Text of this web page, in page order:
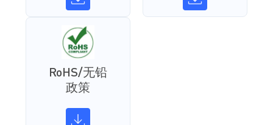
RoHS/无铅
政策